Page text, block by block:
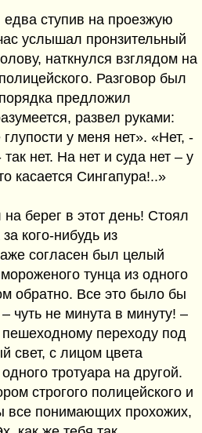
ступив на проезжую
услышал пронзительный
наткнулся взглядом на
Разговор был
предложил
развел руками:
у меня нет». «Нет, -
нет. На нет и суда нет – у
касается Сингапура!..»
берег в этот день! Стоял
кого-нибудь из
согласен был целый
тунца из одного
обратно. Все это было бы
чуть не минута в минуту! –
пешеходному переходу под
свет, с лицом цвета
тротуара на другой.
строгого полицейского и
все понимающих прохожих,